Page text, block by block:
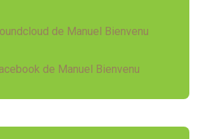
de Manuel Bienvenu
de Manuel Bienvenu